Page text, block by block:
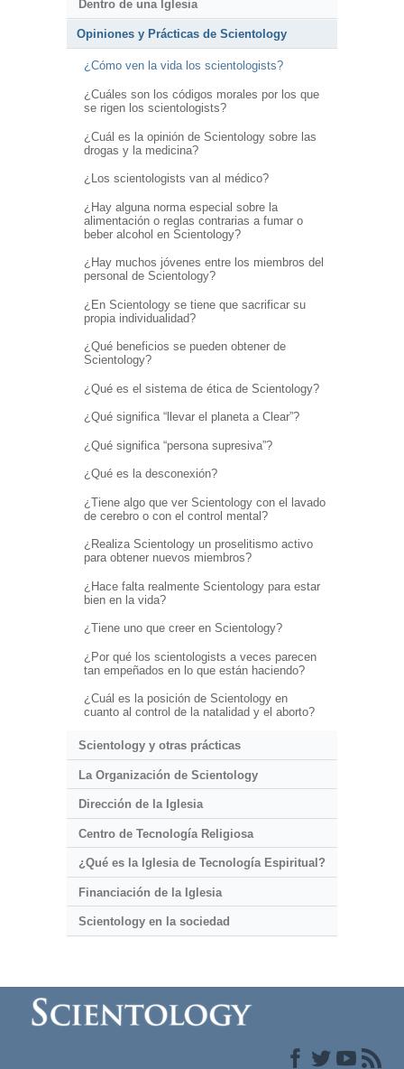
Dentro de una Iglesia
Opiniones y Prácticas de Scientology
¿Cómo ven la vida los scientologists?
¿Cuáles son los códigos morales por los que
se rigen los scientologists?
¿Cuál es la opinión de Scientology sobre las
drogas y la medicina?
¿Los scientologists van al médico?
¿Hay alguna norma especial sobre la
alimentación o reglas contrarias a fumar o
beber alcohol en Scientology?
¿Hay muchos jóvenes entre los miembros del
personal de Scientology?
¿En Scientology se tiene que sacrificar su
propia individualidad?
¿Qué beneficios se pueden obtener de
Scientology?
¿Qué es el sistema de ética de Scientology?
¿Qué significa “llevar el planeta a Clear”?
¿Qué significa “persona supresiva”?
¿Qué es la desconexión?
¿Tiene algo que ver Scientology con el lavado
de cerebro o con el control mental?
¿Realiza Scientology un proselitismo activo
para obtener nuevos miembros?
¿Hace falta realmente Scientology para estar
bien en la vida?
¿Tiene uno que creer en Scientology?
¿Por qué los scientologists a veces parecen
tan empeñados en lo que están haciendo?
¿Cuál es la posición de Scientology en
cuanto al control de la natalidad y el aborto?
Scientology y otras prácticas
La Organización de Scientology
Dirección de la Iglesia
Centro de Tecnología Religiosa
¿Qué es la Iglesia de Tecnología Espiritual?
Financiación de la Iglesia
Scientology en la sociedad